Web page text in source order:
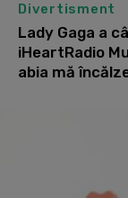
Divertisment
Lady Gaga a
iHeartRadio
abia mă